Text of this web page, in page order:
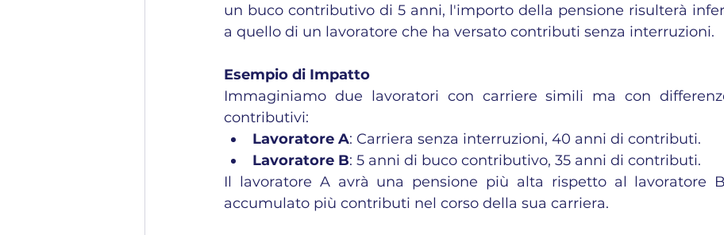
un buco contributivo di 5 anni, l'importo della pensione risulterà
a quello di un lavoratore che ha versato contributi senza interruzioni.
Esempio di Impatto
Immaginiamo due lavoratori con carriere simili ma con
contributivi:
Lavoratore A: Carriera senza interruzioni, 40 anni di contributi.
Lavoratore B: 5 anni di buco contributivo, 35 anni di contributi.
Il lavoratore A avrà una pensione più alta rispetto al lavoratore
accumulato più contributi nel corso della sua carriera.